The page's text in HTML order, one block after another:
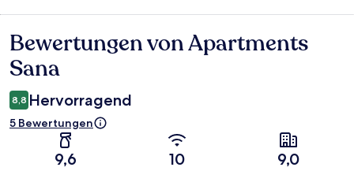
Bewertungen
Bewertungen von Apartments
Sana
8,8 Hervorragend
5 Bewertungen
9,6 10 9,0